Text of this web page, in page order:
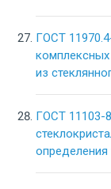
ГОСТ
комплексных
из
ГОСТ 11103-
определения